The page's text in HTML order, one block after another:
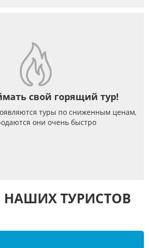
свой горящий тур!
туры по сниженным ценам,
они очень быстро
ТУРИСТОВ